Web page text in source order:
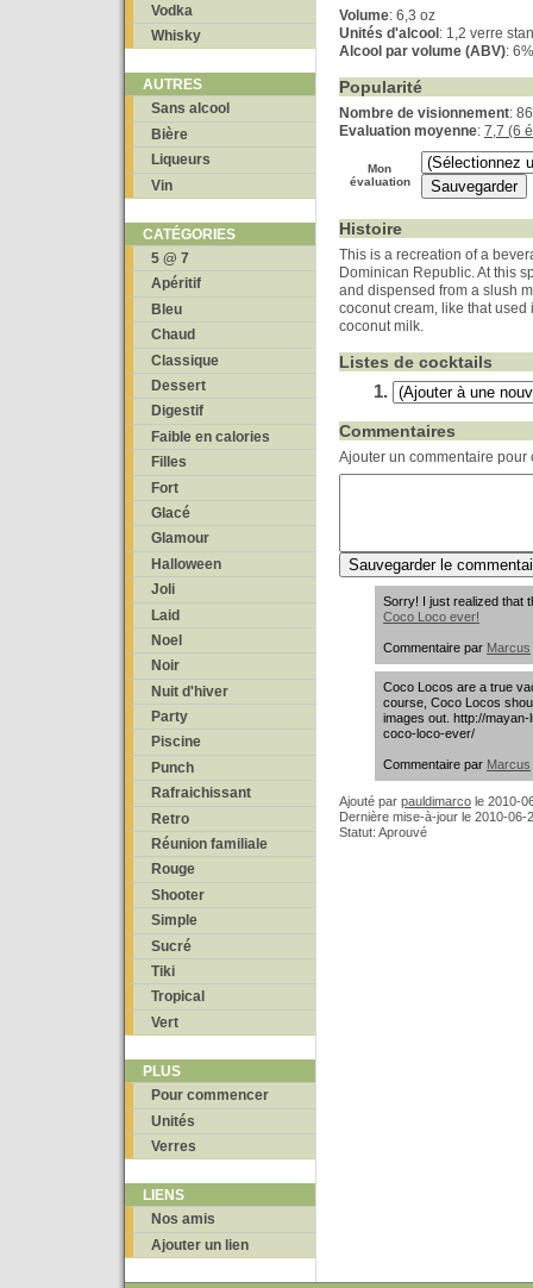
Vodka
Whisky
AUTRES
Sans alcool
Bière
Liqueurs
Vin
CATÉGORIES
5 @ 7
Apéritif
Bleu
Chaud
Classique
Dessert
Digestif
Faible en calories
Filles
Fort
Glacé
Glamour
Halloween
Joli
Laid
Noel
Noir
Nuit d'hiver
Party
Piscine
Punch
Rafraichissant
Retro
Réunion familiale
Rouge
Shooter
Simple
Sucré
Tiki
Tropical
Vert
PLUS
Pour commencer
Unités
Verres
LIENS
Nos amis
Ajouter un lien
Volume: 6,3 oz
Unités d'alcool : 1,2 verre
Alcool par volume (ABV): 6%
Popularité
Nombre de visionnement:
Evaluation moyenne: 7,7 (6
Mon
évaluation
Histoire
This is a recreation of a
Dominican Republic. At this
and dispensed from a slush
coconut cream, like that
coconut milk.
Listes de cocktails
Commentaires
Ajouter un commentaire pour
Sorry! I just realized that
Coco Loco ever!
Commentaire par Marcus
Coco Locos are a true
course, Coco Locos
images out. http://
coco-loco-ever/
Commentaire par Marcus
Ajouté par pauldimarco le 2010-
Dernière mise-à-jour le 2010-06-
Statut: Aprouvé